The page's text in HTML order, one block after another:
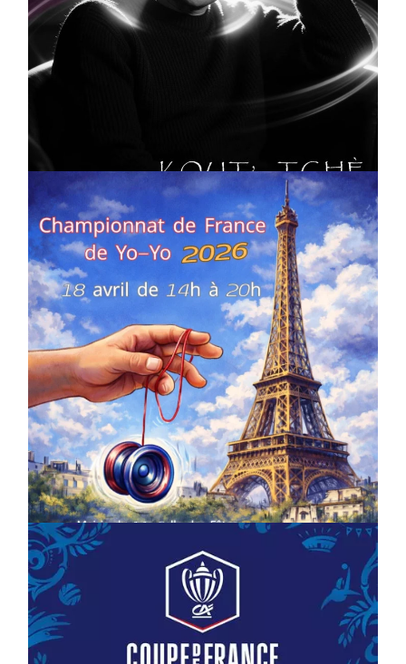
CULTURE
Artiste W2R : Jean Luc ALGER
On
COMPÉTITIONS CULTURE EN FAMILLE JEUNESSE & SPORTS
Championnat de France de la FYYA
le 18 avril – Paris 14e
On18/03/2026byWebmaster2Risi